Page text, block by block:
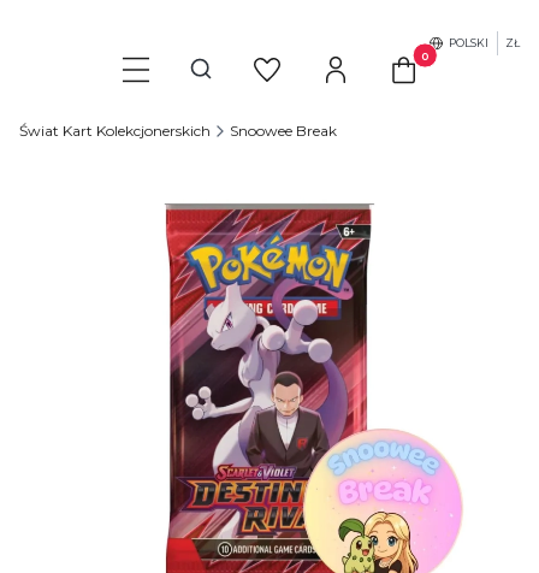
POLSKI ZŁ
Otwórz wyszukiwarkę Produkty w
Świat Kart Kolekcjonerskich Snoowee Break